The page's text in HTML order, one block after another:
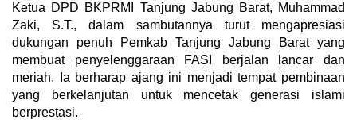
Ketua DPD BKPRMI Tanjung Jabung Barat, Muhammad
Zaki, S.T., dalam sambutannya turut mengapresiasi
dukungan penuh Pemkab Tanjung Jabung Barat yang
membuat penyelenggaraan FASI berjalan lancar dan
meriah. Ia berharap ajang ini menjadi tempat pembinaan
yang berkelanjutan untuk mencetak generasi islami
berprestasi.